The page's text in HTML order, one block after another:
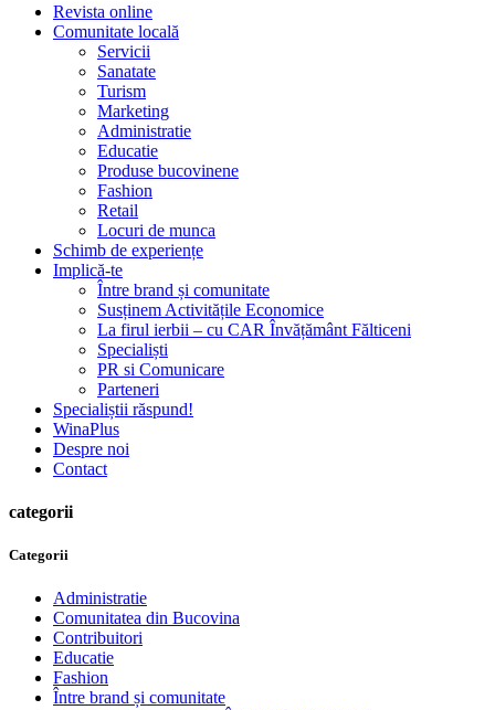
Revista online
Comunitate locală
Servicii
Sanatate
Turism
Marketing
Administratie
Educatie
Produse bucovinene
Fashion
Retail
Locuri de munca
Schimb de experiențe
Implică-te
Între brand și comunitate
Susținem Activitățile Economice
La firul ierbii – cu CAR Învățământ Fălticeni
Specialiști
PR si Comunicare
Parteneri
Specialiștii răspund!
WinaPlus
Despre noi
Contact
categorii
Categorii
Administratie
Comunitatea din Bucovina
Contribuitori
Educatie
Fashion
Între brand și comunitate